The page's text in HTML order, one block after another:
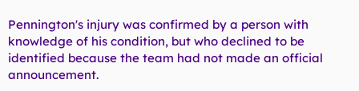
Pennington's injury was confirmed by a person with
knowledge of his condition, but who declined to be
identified because the team had not made an official
announcement.